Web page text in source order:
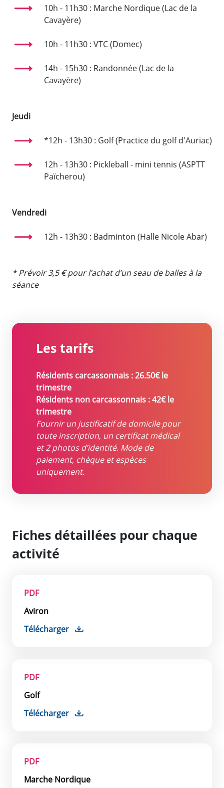
10h - 11h30 : Marche Nordique (Lac de la
Cavayère)
10h - 11h30 : VTC (Domec)
14h - 15h30 : Randonnée (Lac de la
Cavayère)
Jeudi
*12h - 13h30 : Golf (Practice du golf d'Auriac)
12h - 13h30 : Pickleball - mini tennis (ASPTT
Païcherou)
Vendredi
12h - 13h30 : Badminton (Halle Nicole Abar)
* Prévoir 3,5 € pour l’achat d’un seau de balles à la
séance
Les tarifs
Résidents carcassonnais : 26.50€ le
trimestre
Résidents non carcassonnais : 42€ le
trimestre
Fournir un justificatif de domicile pour
toute inscription, un certificat médical
et 2 photos d’identité. Mode de
paiement, chèque et espèces
uniquement.
Fiches détaillées pour chaque
activité
PDF
Aviron
Télécharger
PDF
Golf
Télécharger
PDF
Marche Nordique